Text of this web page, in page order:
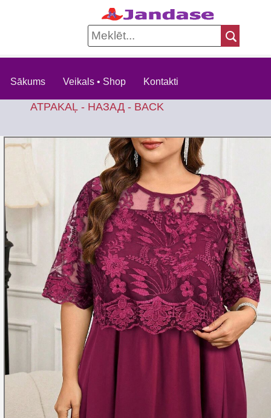
Sākums Veikals • Shop Kontakti
ATPAKAĻ - НАЗАД - BACK